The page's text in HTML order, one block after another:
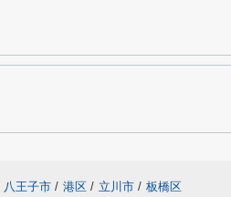
八王子市 / 港区 / 立川市 / 板橋区